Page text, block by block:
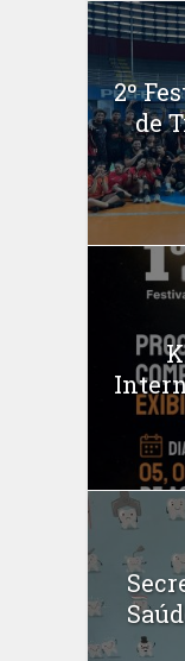
2º
de